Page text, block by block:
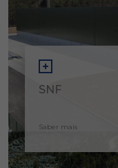
SNF
Saber mais